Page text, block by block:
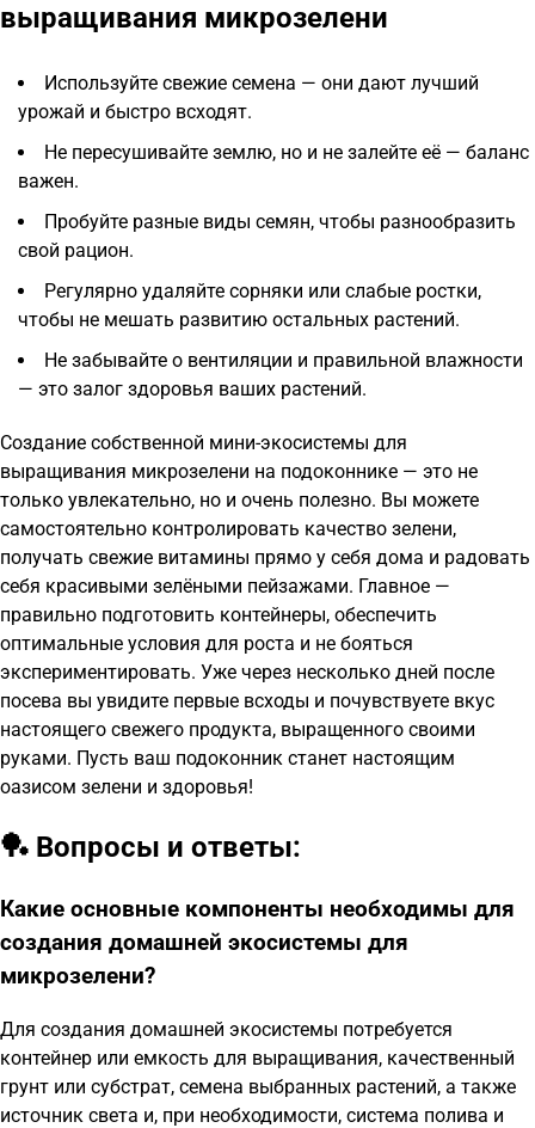
выращивания микрозелени
Используйте свежие семена — они дают лучший
урожай и быстро всходят.
Не пересушивайте землю, но и не залейте её — баланс
важен.
Пробуйте разные виды семян, чтобы разнообразить
свой рацион.
Регулярно удаляйте сорняки или слабые ростки,
чтобы не мешать развитию остальных растений.
Не забывайте о вентиляции и правильной влажности
— это залог здоровья ваших растений.
Создание собственной мини-экосистемы для
выращивания микрозелени на подоконнике — это не
только увлекательно, но и очень полезно. Вы можете
самостоятельно контролировать качество зелени,
получать свежие витамины прямо у себя дома и радовать
себя красивыми зелёными пейзажами. Главное —
правильно подготовить контейнеры, обеспечить
оптимальные условия для роста и не бояться
экспериментировать. Уже через несколько дней после
посева вы увидите первые всходы и почувствуете вкус
настоящего свежего продукта, выращенного своими
руками. Пусть ваш подоконник станет настоящим
оазисом зелени и здоровья!
🏓 Вопросы и ответы:
Какие основные компоненты необходимы для
создания домашней экосистемы для
микрозелени?
Для создания домашней экосистемы потребуется
контейнер или емкость для выращивания, качественный
грунт или субстрат, семена выбранных растений, а также
источник света и, при необходимости, система полива и